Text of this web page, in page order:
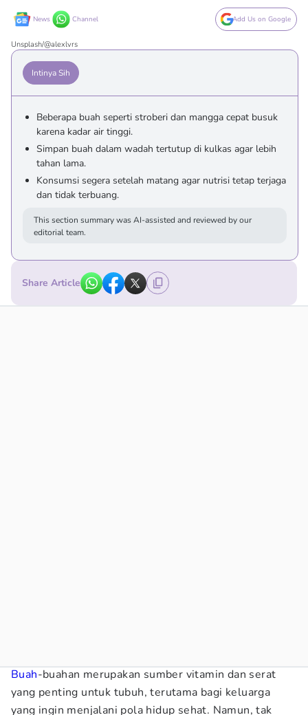
News Channel Add Us on Google
Unsplash/@alexlvrs
Intinya Sih
Beberapa buah seperti stroberi dan mangga cepat busuk
karena kadar air tinggi.
Simpan buah dalam wadah tertutup di kulkas agar lebih
tahan lama.
Konsumsi segera setelah matang agar nutrisi tetap terjaga
dan tidak terbuang.
This section summary was AI-assisted and reviewed by our
editorial team.
Share Article
Buah-buahan merupakan sumber vitamin dan serat
yang penting untuk tubuh, terutama bagi keluarga
yang ingin menjalani pola hidup sehat. Namun, tak